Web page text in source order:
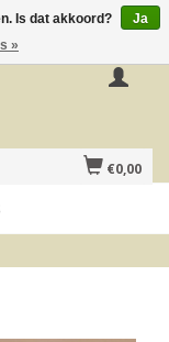
€0,00
Is dat akkoord?
Ja
»